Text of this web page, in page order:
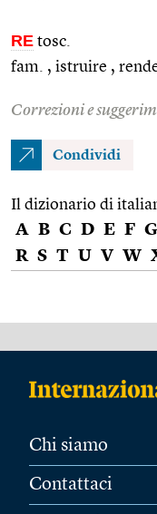
RE tosc.
fam. , istruire ,
Correzioni e
Condividi
Il dizionario di
A B C D E F G
R S T U V W
Chi siamo
Contattaci